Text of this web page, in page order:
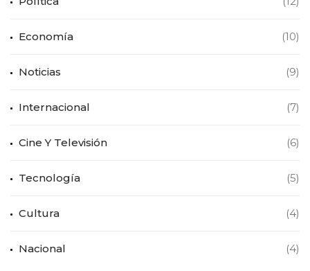
Economía (10)
Noticias (9)
Internacional (7)
Cine Y Televisión (6)
Tecnología (5)
Cultura (4)
Nacional (4)